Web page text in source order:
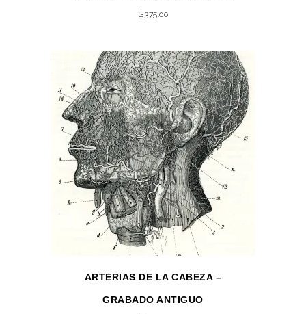
$375.00
ARTERIAS DE LA CABEZA –
GRABADO ANTIGUO